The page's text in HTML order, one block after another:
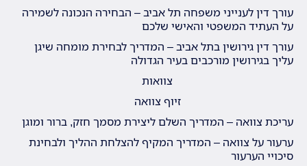
עורך דין לענייני משפחה תל אביב – הבחירה הנכונה לשמירה
על העתיד המשפטי והאישי שלכם
עורך דין גירושין בתל אביב – המדריך לבחירת מומחה שיגן
עליך בגירושין מורכבים בעיר הגדולה
צוואות
זיוף צוואה
עריכת צוואה – המדריך השלם ליצירת מסמך חזק, ברור ומוגן
ערעור על צוואה – המדריך המקיף להצלחת ההליך ולבחינת
סיכויי הערעור